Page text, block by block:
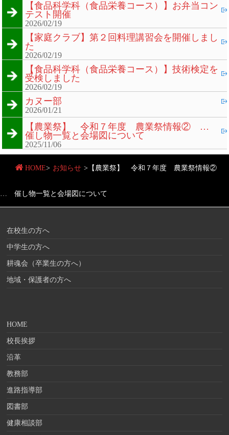
【食品科学科（食品栄養コース）】お弁当コン
テスト開催
2026/02/19
【家庭クラブ】第２回料理講習会を開催しまし
た
2026/02/19
【食品科学科（食品栄養コース）】技術検定を
受検しました
2026/02/19
カヌー部
2026/01/21
【農業祭】 令和７年度 農業祭情報② …
催し物一覧と会場図について
2025/11/06
HOME> お知らせ > 【農業祭】 令和７年度 農業祭情報②
… 催し物一覧と会場図について
在校生の方へ
中学生の方へ
耕魂会（卒業生の方へ）
地域・保護者の方へ
HOME
校長挨拶
沿革
教務部
進路指導部
図書部
健康相談部